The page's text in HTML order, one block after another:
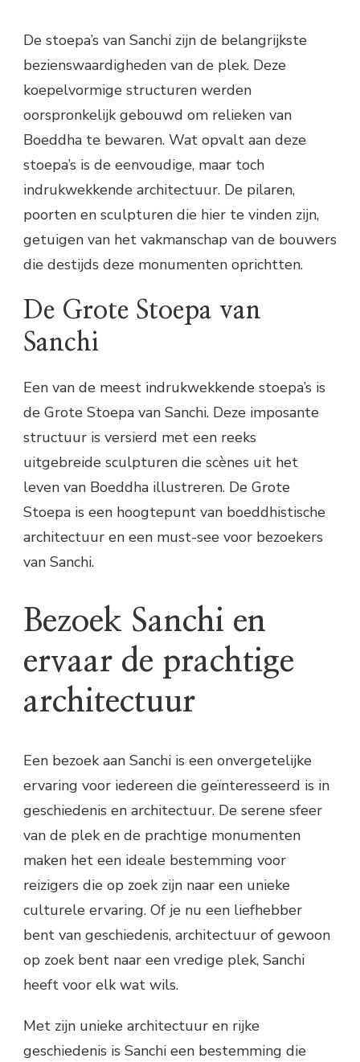
De stoepa’s van Sanchi zijn de belangrijkste
bezienswaardigheden van de plek. Deze
koepelvormige structuren werden
oorspronkelijk gebouwd om relieken van
Boeddha te bewaren. Wat opvalt aan deze
stoepa’s is de eenvoudige, maar toch
indrukwekkende architectuur. De pilaren,
poorten en sculpturen die hier te vinden zijn,
getuigen van het vakmanschap van de bouwers
die destijds deze monumenten oprichtten.
De Grote Stoepa van
Sanchi
Een van de meest indrukwekkende stoepa’s is
de Grote Stoepa van Sanchi. Deze imposante
structuur is versierd met een reeks
uitgebreide sculpturen die scènes uit het
leven van Boeddha illustreren. De Grote
Stoepa is een hoogtepunt van boeddhistische
architectuur en een must-see voor bezoekers
van Sanchi.
Bezoek Sanchi en
ervaar de prachtige
architectuur
Een bezoek aan Sanchi is een onvergetelijke
ervaring voor iedereen die geïnteresseerd is in
geschiedenis en architectuur. De serene sfeer
van de plek en de prachtige monumenten
maken het een ideale bestemming voor
reizigers die op zoek zijn naar een unieke
culturele ervaring. Of je nu een liefhebber
bent van geschiedenis, architectuur of gewoon
op zoek bent naar een vredige plek, Sanchi
heeft voor elk wat wils.
Met zijn unieke architectuur en rijke
geschiedenis is Sanchi een bestemming die